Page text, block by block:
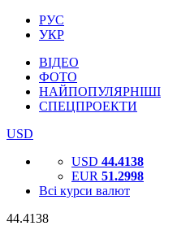
РУС
УКР
ВІДЕО
ФОТО
НАЙПОПУЛЯРНІШІ
СПЕЦПРОЕКТИ
USD
USD 44.4138
EUR 51.2998
Всі курси валют
44.4138